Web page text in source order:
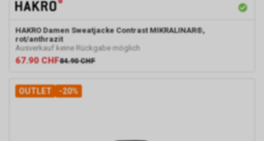
HAKRO Damen Sweatjacke Contrast MIKRALINAR®,
rot/anthrazit
Ausverkauf keine Rückgabe möglich
67.90 CHF84.90 CHF
OUTLET -20%